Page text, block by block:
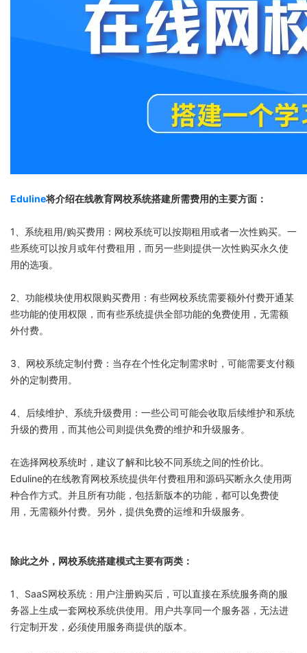
Eduline将介绍在线教育网校系统搭建所需费用的主要方面：
1、系统租用/购买费用：网校系统可以按期租用或者一次性购买。一
些系统可以按月或年付费租用，而另一些则提供一次性购买永久使
用的选项。
2、功能模块使用权限购买费用：有些网校系统需要额外付费开通某
些功能的使用权限，而有些系统提供全部功能的免费使用，无需额
外付费。
3、网校系统定制付费：当存在个性化定制需求时，可能需要支付额
外的定制费用。
4、后续维护、系统升级费用：一些公司可能会收取后续维护和系统
升级的费用，而其他公司则提供免费的维护和升级服务。
在选择网校系统时，建议了解和比较不同系统之间的性价比。
Eduline的在线教育网校系统提供年付费租用和源码买断永久使用两
种合作方式。并且所有功能，包括新版本的功能，都可以免费使
用，无需额外付费。另外，提供免费的运维和升级服务。
除此之外，网校系统搭建模式主要有两类：
1、SaaS网校系统：用户注册购买后，可以直接在系统服务商的服
务器上生成一套网校系统供使用。用户共享同一个服务器，无法进
行定制开发，必须使用服务商提供的版本。